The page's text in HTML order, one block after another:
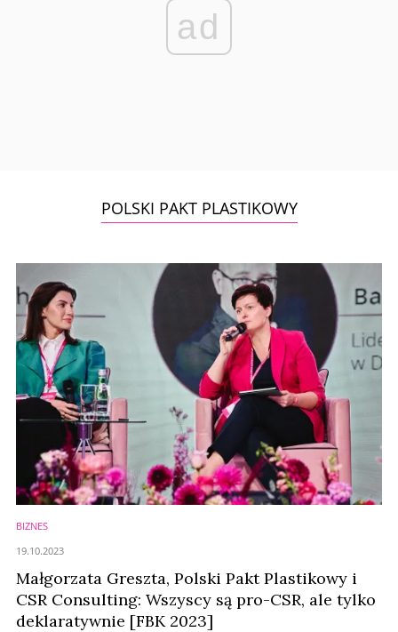
ad
POLSKI PAKT PLASTIKOWY
BIZNES
Małgorzata Greszta, Polski Pakt Plastikowy i
CSR Consulting: Wszyscy są pro-CSR, ale tylko
deklaratywnie [FBK 2023]
19.10.2023